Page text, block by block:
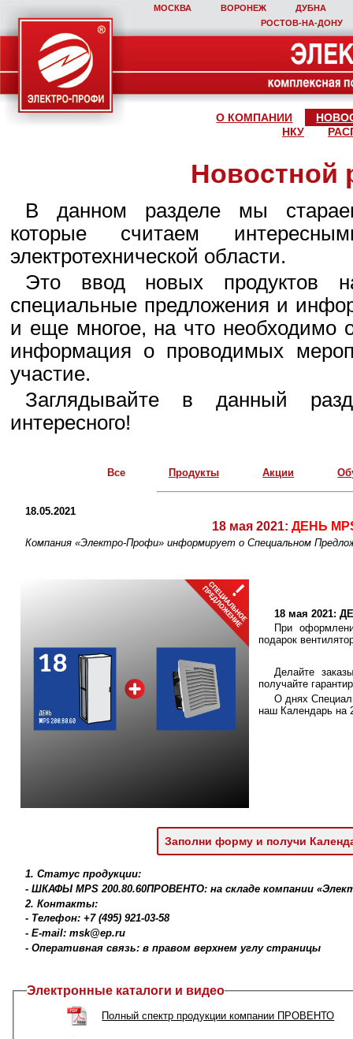
МОСКВА ВОРОНЕЖ
ДУБНА
РОСТОВ‑НА‑ДОНУ
О КОМПАНИИ
НКУ
Новостной
В данном разделе мы
которые считаем
электротехнической области.
Это ввод новых продуктов
специальные предложения и
и еще многое, на что необходимо
информация о проводимых
участие.
Заглядывайте в данный
интересного!
Все Продукты Акции
18.05.2021
18 мая 2021: ДЕНЬ
Компания «Электро-Профи» информирует о Специальном
18 мая 2021:
При
подарок
Делайте
получайте
О днях
наш Календарь на
Заполни форму и получи
1. Статус продукции:
- ШКАФЫ MPS 200.80.60ПРОВЕНТО: на складе компании
2. Контакты:
- Телефон: +7 (495) 921-03-58
- E-mail: msk@ep.ru
- Оперативная связь: в правом верхнем углу страницы
Электронные каталоги и видео
Полный спектр продукции компании ПРОВЕНТО